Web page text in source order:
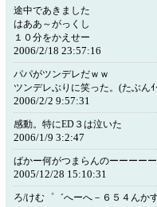
途中であきました
はああ～がっくし
１０分をかえせー
2006/2/18 23:57:16
パパがツンデレだｗｗ
ツンデレぶりに笑った。(たぶん
2006/2/2 9:57:31
感動。特にED３は泣いた
2006/1/9 3:2:47
ばかー何がつまらんのーーーー
2005/12/28 15:10:31
ろ/けむ゜゛へーへ－６５４んか